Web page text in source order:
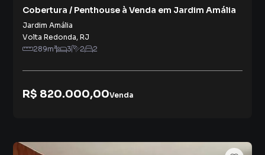
Cobertura / Penthouse à Venda em Jardim Amália
Jardim Amália
Volta Redonda, RJ
289m² 3 2 2
R$ 820.000,00Venda